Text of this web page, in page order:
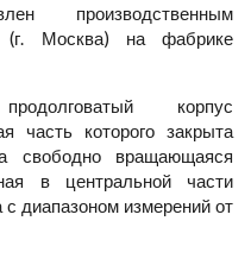
производственным
(г. Москва) на фабрике
корпус
часть которого закрыта
свободно вращающаяся
в центральной части
диапазоном измерений от